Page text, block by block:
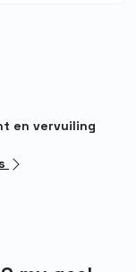
en vervuiling